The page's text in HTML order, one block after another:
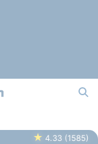
★ 4.33 (1585)